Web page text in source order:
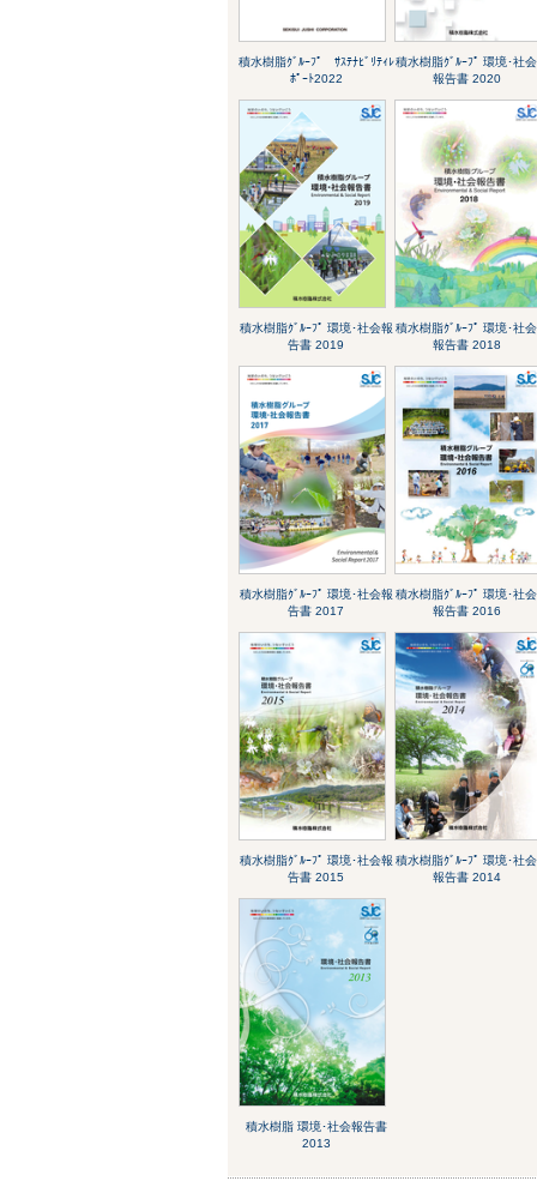
積水樹脂ｸﾞﾙｰﾌﾟ ｻｽﾃﾅﾋﾞﾘﾃｨﾚ
ﾎﾟｰﾄ2022
積水樹脂ｸﾞﾙｰﾌﾟ 環境･社会
報告書 2020
積水樹脂ｸﾞﾙｰﾌﾟ 環境･社会報
告書 2019
積水樹脂ｸﾞﾙｰﾌﾟ 環境･社会
報告書 2018
積水樹脂ｸﾞﾙｰﾌﾟ 環境･社会報
告書 2017
積水樹脂ｸﾞﾙｰﾌﾟ 環境･社会
報告書 2016
積水樹脂ｸﾞﾙｰﾌﾟ 環境･社会報
告書 2015
積水樹脂ｸﾞﾙｰﾌﾟ 環境･社会
報告書 2014
積水樹脂 環境･社会報告書
2013